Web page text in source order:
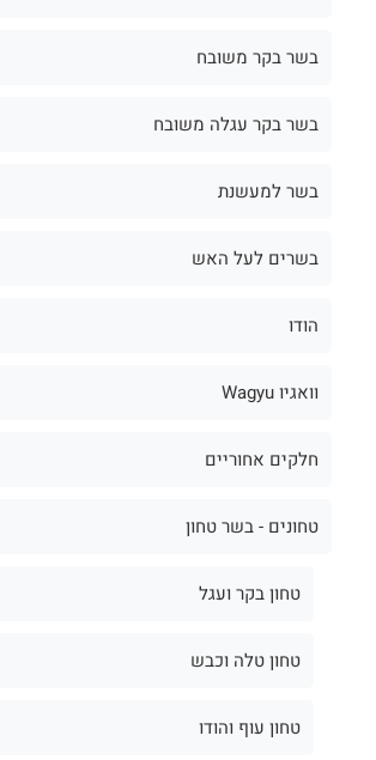
בשר בקר משובח
בשר בקר עגלה משובח
בשר למעשנת
בשרים לעל האש
הודו
וואגיו Wagyu
חלקים אחוריים
טחונים - בשר טחון
טחון בקר ועגל
טחון טלה וכבש
טחון עוף והודו